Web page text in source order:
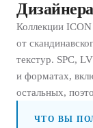
Коллекции
от
текстур. SPC,
и форматах,
остальных,
ЧТО ВЫ